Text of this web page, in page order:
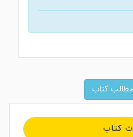
کتاب
کتاب